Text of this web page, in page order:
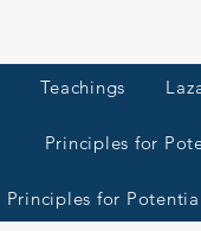
Teachings
Principles for
Principles for